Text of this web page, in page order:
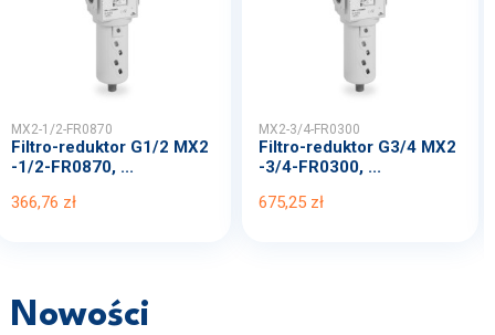
MX2-1/2-FR0870
Filtro-reduktor G1/2 MX2
-1/2-FR0870, ...
366,76 zł
MX2-3/4-FR0300
Filtro-reduktor G3/4 MX2
-3/4-FR0300, ...
675,25 zł
Nowości